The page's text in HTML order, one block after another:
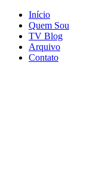
Início
Quem Sou
TV Blog
Arquivo
Contato